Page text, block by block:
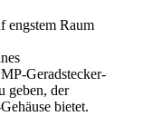
engstem Raum
Geradstecker-
geben, der
bietet.